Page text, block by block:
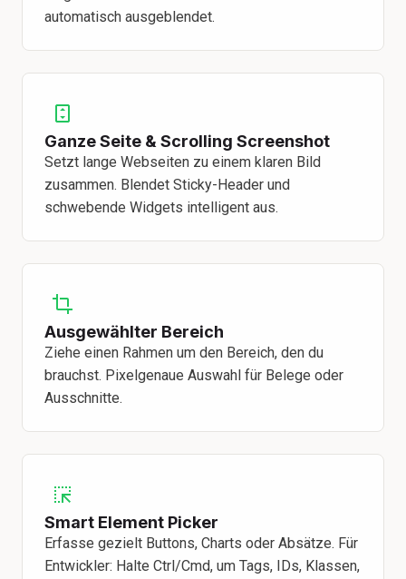
automatisch ausgeblendet.
Ganze Seite & Scrolling Screenshot
Setzt lange Webseiten zu einem klaren Bild
zusammen. Blendet Sticky-Header und
schwebende Widgets intelligent aus.
Ausgewählter Bereich
Ziehe einen Rahmen um den Bereich, den du
brauchst. Pixelgenaue Auswahl für Belege oder
Ausschnitte.
Smart Element Picker
Erfasse gezielt Buttons, Charts oder Absätze. Für
Entwickler: Halte Ctrl/Cmd, um Tags, IDs, Klassen,